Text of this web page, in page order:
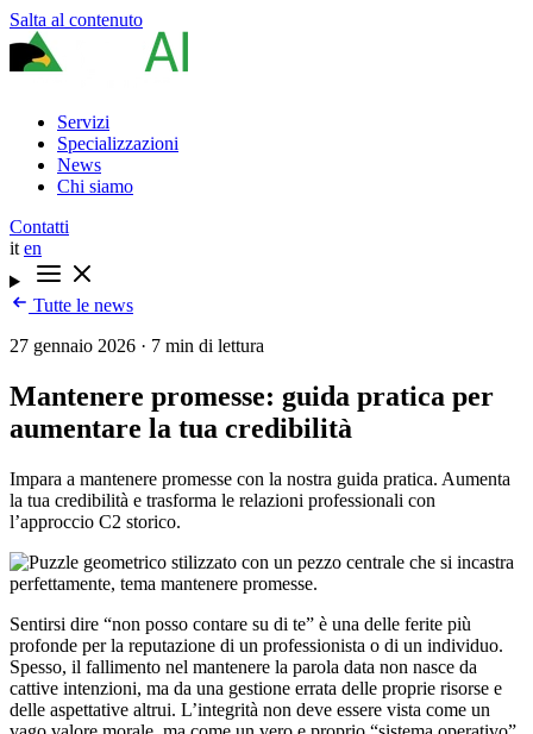
Salta al contenuto
Servizi
Specializzazioni
News
Chi siamo
Contatti
it en
Tutte le news
27 gennaio 2026 · 7 min di lettura
Mantenere promesse: guida pratica per
aumentare la tua credibilità
Impara a mantenere promesse con la nostra guida pratica. Aumenta
la tua credibilità e trasforma le relazioni professionali con
l’approccio C2 storico.
Sentirsi dire “non posso contare su di te” è una delle ferite più
profonde per la reputazione di un professionista o di un individuo.
Spesso, il fallimento nel mantenere la parola data non nasce da
cattive intenzioni, ma da una gestione errata delle proprie risorse e
delle aspettative altrui. L’integrità non deve essere vista come un